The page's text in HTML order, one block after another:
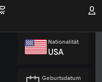
Nationalität
USA
Geburtsdatum